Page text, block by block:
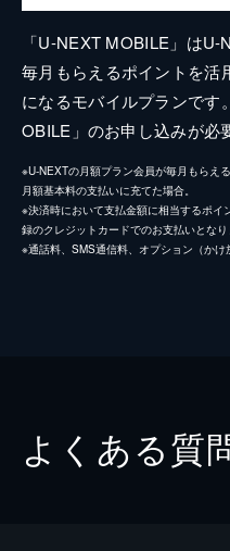
「U-NEXT MOBILE」は
毎月もらえるポイントを活
になるモバイルプランです
OBILE」のお申し込みが必
※U-NEXTの月額プラン会員が毎月もらえ
月額基本料の支払いに充てた場合。
※決済時において支払金額に相当するポ
録のクレジットカードでのお支払いとなり
※通話料、SMS通信料、オプション（かけ
よくある質